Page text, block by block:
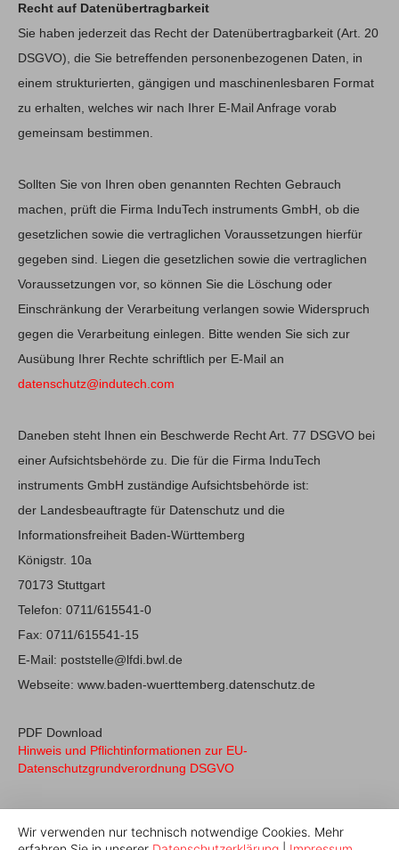
Recht auf Datenübertragbarkeit
Sie haben jederzeit das Recht der Datenübertragbarkeit (Art. 20
DSGVO), die Sie betreffenden personenbezogenen Daten, in
einem strukturierten, gängigen und maschinenlesbaren Format
zu erhalten, welches wir nach Ihrer E-Mail Anfrage vorab
gemeinsam bestimmen.
Sollten Sie von Ihren oben genannten Rechten Gebrauch
machen, prüft die Firma InduTech instruments GmbH, ob die
gesetzlichen sowie die vertraglichen Voraussetzungen hierfür
gegeben sind. Liegen die gesetzlichen sowie die vertraglichen
Voraussetzungen vor, so können Sie die Löschung oder
Einschränkung der Verarbeitung verlangen sowie Widerspruch
gegen die Verarbeitung einlegen. Bitte wenden Sie sich zur
Ausübung Ihrer Rechte schriftlich per E-Mail an
datenschutz@indutech.com
Daneben steht Ihnen ein Beschwerde Recht Art. 77 DSGVO bei
einer Aufsichtsbehörde zu. Die für die Firma InduTech
instruments GmbH zuständige Aufsichtsbehörde ist:
der Landesbeauftragte für Datenschutz und die
Informationsfreiheit Baden-Württemberg
Königstr. 10a
70173 Stuttgart
Telefon: 0711/615541-0
Fax: 0711/615541-15
E-Mail: poststelle@lfdi.bwl.de
Webseite: www.baden-wuerttemberg.datenschutz.de
PDF Download
Hinweis und Pflichtinformationen zur EU-
Datenschutzgrundverordnung DSGVO
© 2026 Indutech |Impressum|Datenschutz
Wir verwenden nur technisch notwendige Cookies. Mehr